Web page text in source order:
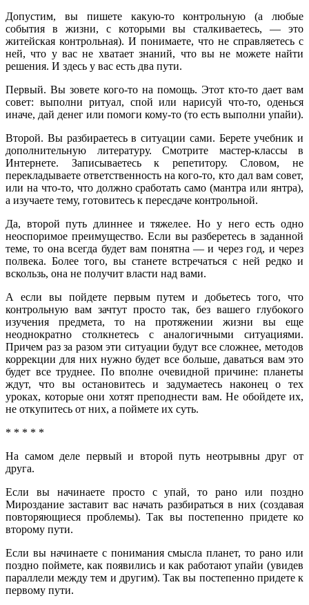
Допустим, вы пишете какую-то контрольную (а любые
события в жизни, с которыми вы сталкиваетесь, — это
житейская контрольная). И понимаете, что не справляетесь с
ней, что у вас не хватает знаний, что вы не можете найти
решения. И здесь у вас есть два пути.
Первый. Вы зовете кого-то на помощь. Этот кто-то дает вам
совет: выполни ритуал, спой или нарисуй что-то, оденься
иначе, дай денег или помоги кому-то (то есть выполни упайи).
Второй. Вы разбираетесь в ситуации сами. Берете учебник и
дополнительную литературу. Смотрите мастер-классы в
Интернете. Записываетесь к репетитору. Словом, не
перекладываете ответственность на кого-то, кто дал вам совет,
или на что-то, что должно сработать само (мантра или янтра),
а изучаете тему, готовитесь к пересдаче контрольной.
Да, второй путь длиннее и тяжелее. Но у него есть одно
неоспоримое преимущество. Если вы разберетесь в заданной
теме, то она всегда будет вам понятна — и через год, и через
полвека. Более того, вы станете встречаться с ней редко и
вскользь, она не получит власти над вами.
А если вы пойдете первым путем и добьетесь того, что
контрольную вам зачтут просто так, без вашего глубокого
изучения предмета, то на протяжении жизни вы еще
неоднократно столкнетесь с аналогичными ситуациями.
Причем раз за разом эти ситуации будут все сложнее, методов
коррекции для них нужно будет все больше, даваться вам это
будет все труднее. По вполне очевидной причине: планеты
ждут, что вы остановитесь и задумаетесь наконец о тех
уроках, которые они хотят преподнести вам. Не обойдете их,
не откупитесь от них, а поймете их суть.
* * * * *
На самом деле первый и второй путь неотрывны друг от
друга.
Если вы начинаете просто с упай, то рано или поздно
Мироздание заставит вас начать разбираться в них (создавая
повторяющиеся проблемы). Так вы постепенно придете ко
второму пути.
Если вы начинаете с понимания смысла планет, то рано или
поздно поймете, как появились и как работают упайи (увидев
параллели между тем и другим). Так вы постепенно придете к
первому пути.